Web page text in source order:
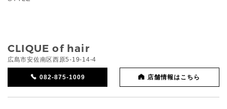
CLIQUE of hair
広島市安佐南区西原5-19-14-4
082-875-1009 店舗情報はこちら